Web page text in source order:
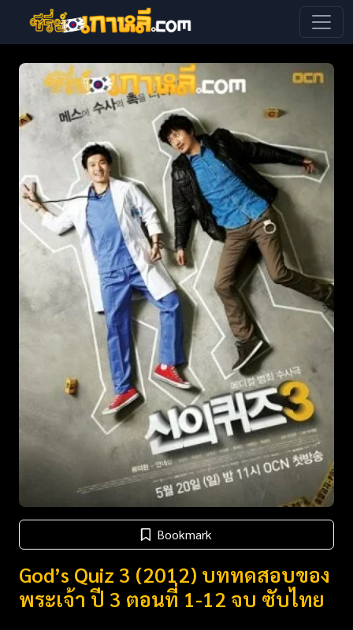
Bookmark
God’s Quiz 3 (2012) บททดสอบของ
พระเจ้า ปี 3 ตอนที่ 1-12 จบ ซับไทย